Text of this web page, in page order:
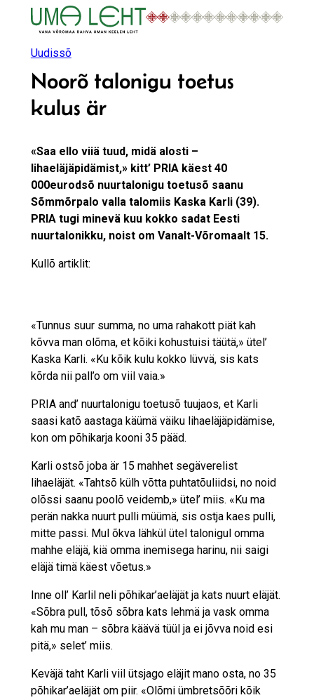
juurdeUudissõ
Noorõ talonigu toetus
kulus är
«Saa ello viiä tuud, midä alosti –
lihaeläjäpidämist,» kitt’ PRIA käest 40
000eurodsõ nuurtalonigu toetusõ saanu
Sõmmõrpalo valla talomiis Kaska Karli (39).
PRIA tugi minevä kuu kokko sadat Eesti
nuurtalonikku, noist om Vanalt-Võromaalt 15.
Kullõ artiklit:
«Tunnus suur summa, no uma rahakott piät kah
kõvva man olõma, et kõiki kohustuisi täütä,» ütel’
Kaska Karli. «Ku kõik kulu kokko lüvvä, sis kats
kõrda nii pall’o om viil vaia.»
PRIA and’ nuurtalonigu toetusõ tuujaos, et Karli
saasi katõ aastaga käümä väiku lihaeläjäpidämise,
kon om põhikarja kooni 35 pääd.
Karli ostsõ joba är 15 mahhet segäverelist
lihaeläjät. «Tahtsõ külh võtta puhtatõuliidsi, no noid
olõssi saanu poolõ veidemb,» ütel’ miis. «Ku ma
perän nakka nuurt pulli müümä, sis ostja kaes pulli,
mitte passi. Mul õkva lähkül ütel talonigul omma
mahhe eläjä, kiä omma inemisega harinu, nii saigi
eläjä timä käest võetus.»
Inne oll’ Karlil neli põhikar’aeläjät ja kats nuurt eläjät.
«Sõbra pull, tõsõ sõbra kats lehmä ja vask omma
kah mu man – sõbra käävä tüül ja ei jõvva noid esi
pitä,» selet’ miis.
Keväjä taht Karli viil ütsjago eläjit mano osta, no 35
põhikar’aeläjät om piir. «Olõmi ümbretsõõri kõik